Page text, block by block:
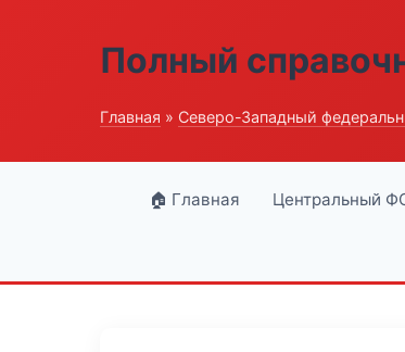
Полный
Главная » Северо-Западный
🏠 Главная Центральный